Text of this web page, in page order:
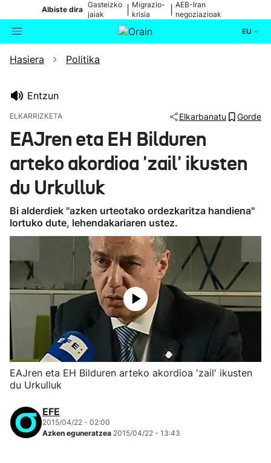
Albiste dira
Gasteizko
jaiak
Migrazio-
krisia
AEB-Iran
negoziazioak
EU
Bilatzailea
Ikusmiran
Hasiera Politika
Entzun
ELKARRIZKETA Elkarbanatu Gorde
EAJren eta EH Bilduren
arteko akordioa 'zail' ikusten
du Urkulluk
Bi alderdiek "azken urteotako ordezkaritza handiena"
lortuko dute, lehendakariaren ustez.
EAJren eta EH Bilduren arteko akordioa 'zail' ikusten
du Urkulluk
EFE
2015/04/22 - 02:00
Azken eguneratzea 2015/04/22 - 13:43